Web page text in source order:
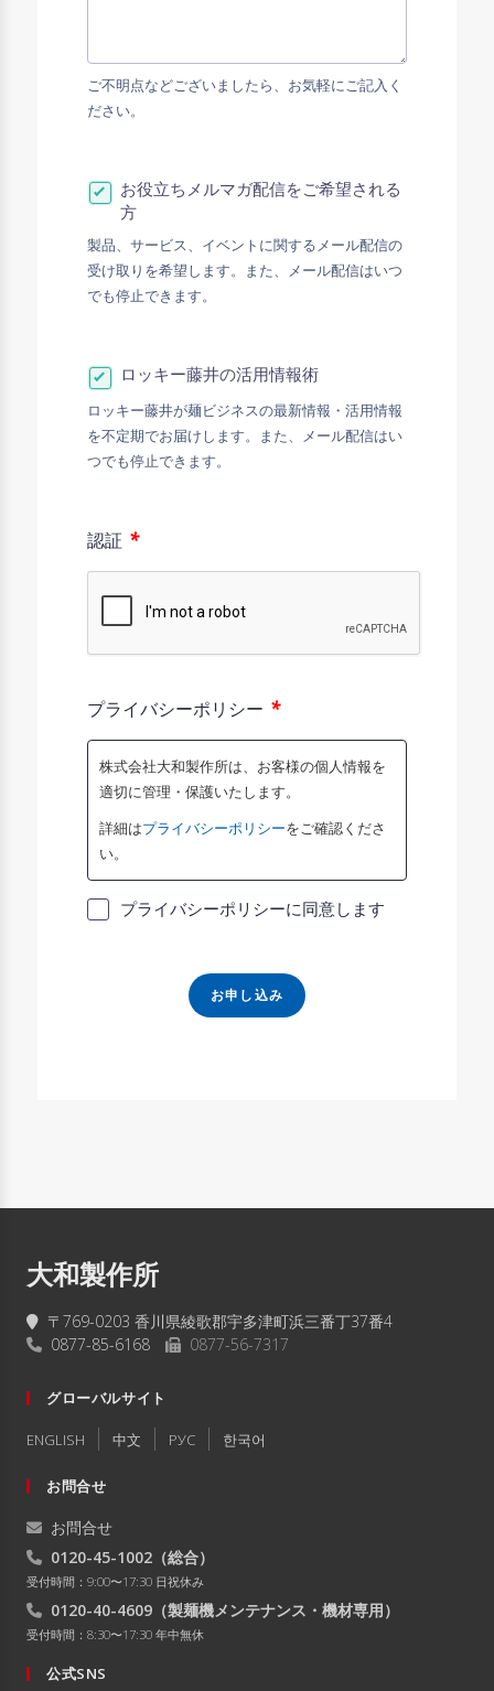
ご不明点などございましたら、お気軽にご記入く
ださい。
お役立ちメルマガ配信をご希望される
方
製品、サービス、イベントに関するメール配信の
受け取りを希望します。また、メール配信はいつ
でも停止できます。
ロッキー藤井の活用情報術
ロッキー藤井が麺ビジネスの最新情報・活用情報
を不定期でお届けします。また、メール配信はい
つでも停止できます。
認証 *
プライバシーポリシー *
株式会社大和製作所は、お客様の個人情報を
適切に管理・保護いたします。
詳細はプライバシーポリシーをご確認くださ
い。
プライバシーポリシーに同意します
お申し込み
大和製作所
〒769-0203 香川県綾歌郡宇多津町浜三番丁37番4
0877-85-6168
0877-56-7317
グローバルサイト
ENGLISH 中文 РУC 한국어
お問合せ
お問合せ
0120-45-1002 （総合）
受付時間：9:00〜17:30 日祝休み
0120-40-4609 （製麺機メンテナンス・機材専用）
受付時間：8:30〜17:30 年中無休
公式SNS